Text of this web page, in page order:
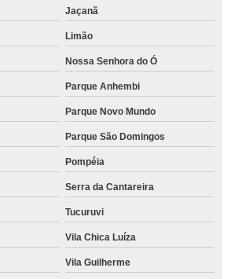
Jaçanã
Limão
Nossa Senhora do Ó
Parque Anhembi
Parque Novo Mundo
Parque São Domingos
Pompéia
Serra da Cantareira
Tucuruvi
Vila Chica Luíza
Vila Guilherme